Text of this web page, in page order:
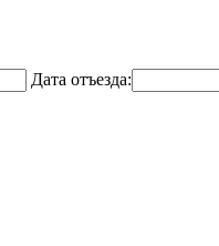
Дата отъезда: